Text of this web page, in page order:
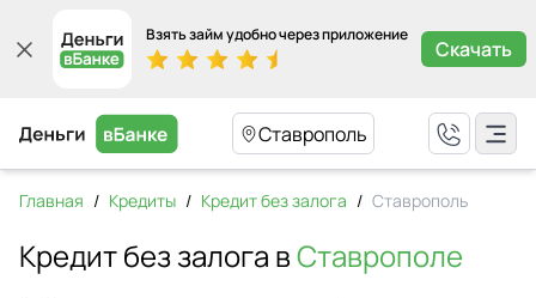
Взять займ удобно через приложение
Скачать
Ставрополь
Главная / Кредиты / Кредит без залога / Ставрополь
Кредит без залога вСтаврополе